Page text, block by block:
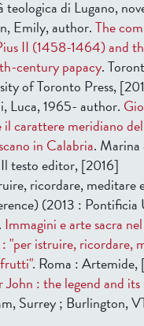
teologica di Lugano,
Emily, author.The
II (1458-1464) and
century papacy.
of Toronto Press,
Luca, 1965- author.
il carattere meridiano
in Calabria.
testo editor, [2016]
ricordare, meditare
(2013 : Pontificia
Immagini e arte sacra
"per istruire, ricordare,
. Roma : Artemide,
John : the legend and its
Surrey ; Burlington,